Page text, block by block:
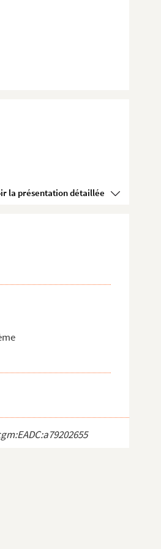
Voir la présentation détaillée